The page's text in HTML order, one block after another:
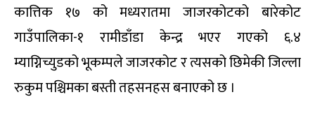
कात्तिक १७ को मध्यरातमा जाजरकोटको बारेकोट
गाउँपालिका-१ रामीडाँडा केन्द्र भएर गएको ६.४
म्याग्निच्युडको भूकम्पले जाजरकोट र त्यसको छिमेकी जिल्ला
रुकुम पश्चिमका बस्ती तहसनहस बनाएको छ ।